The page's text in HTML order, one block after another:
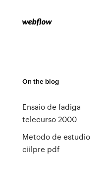
On the blog
Ensaio de fadiga
telecurso 2000
Metodo de estudio
ciilpre pdf